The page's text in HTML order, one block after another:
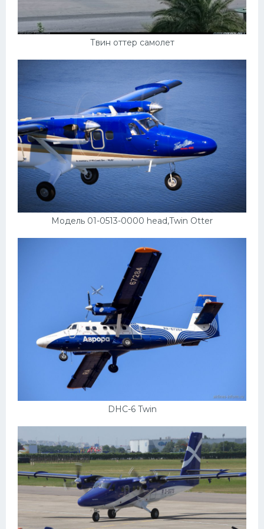
Твин оттер самолет
Модель 01-0513-0000 head,Twin Otter
DHC-6 Twin